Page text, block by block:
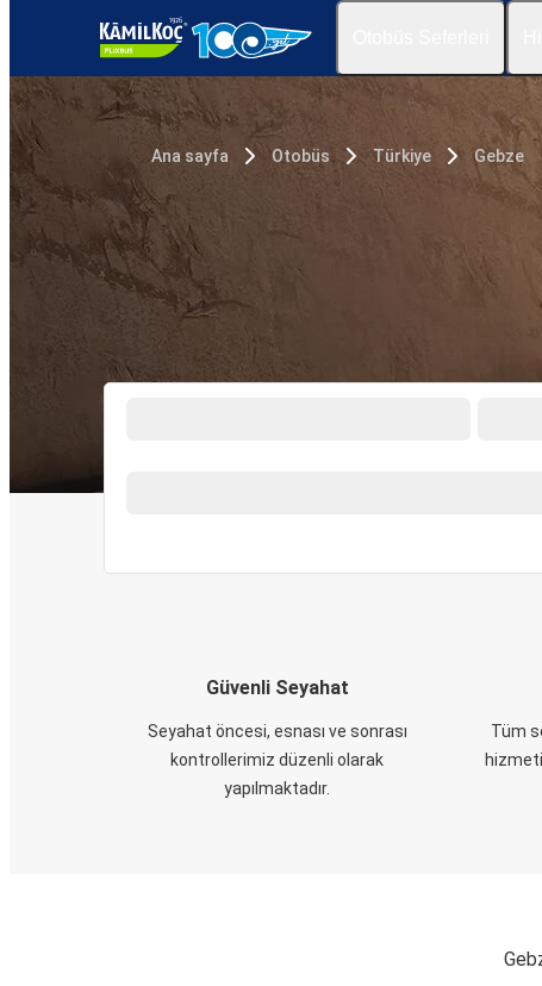
Ana sayfa Otobüs Türkiye Gebze
Güvenli Seyahat
Seyahat öncesi, esnası ve sonrası
kontrollerimiz düzenli olarak
yapılmaktadır.
Tüm